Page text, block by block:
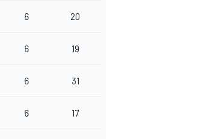
6 20
6 19
6 31
6 17